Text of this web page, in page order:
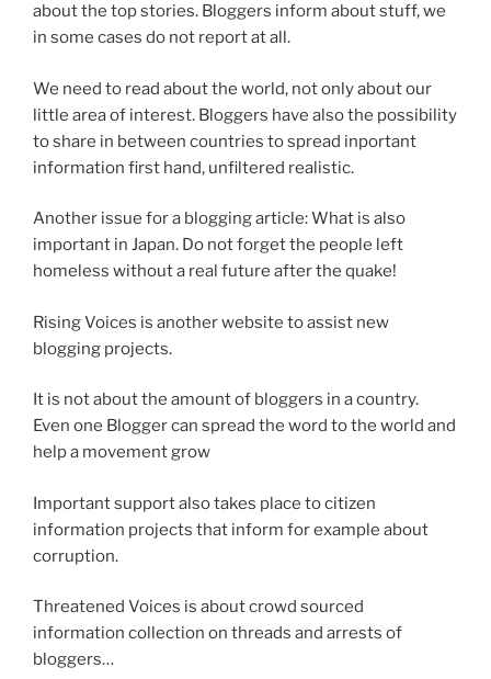
about the top stories. Bloggers inform about stuff, we
in some cases do not report at all.
We need to read about the world, not only about our
little area of interest. Bloggers have also the possibility
to share in between countries to spread inportant
information first hand, unfiltered realistic.
Another issue for a blogging article: What is also
important in Japan. Do not forget the people left
homeless without a real future after the quake!
Rising Voices is another website to assist new
blogging projects.
It is not about the amount of bloggers in a country.
Even one Blogger can spread the word to the world and
help a movement grow
Important support also takes place to citizen
information projects that inform for example about
corruption.
Threatened Voices is about crowd sourced
information collection on threads and arrests of
bloggers…